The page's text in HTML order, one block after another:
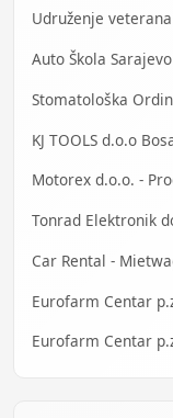
Auto Škola
Stomatološka
KJ TOOLS d.o.o
Motorex d.o.o. -
Tonrad Elektronik
Eurofarm Centar
Eurofarm Centar